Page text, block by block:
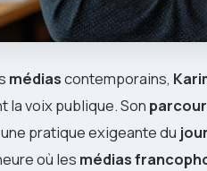
médiascontemporains,
la voix publique. Son
pratique exigeante du
où les médias